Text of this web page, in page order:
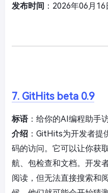
发布时间 ：2026年06月
7. GitHits beta 0.9
标语：给你的AI编程助手
介绍 ：GitHits为开发者提
码的访问。它可以让你获
航、包检查和文档。开发
阅读，但无法直接搜索和